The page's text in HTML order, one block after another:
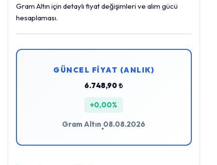
Gram Altın için detaylı fiyat değişimleri ve alım gücü
hesaplaması.
GÜNCEL FİYAT (ANLIK)
6.748,90 ₺
+0,00%
Gram Altın
•
08.08.2026